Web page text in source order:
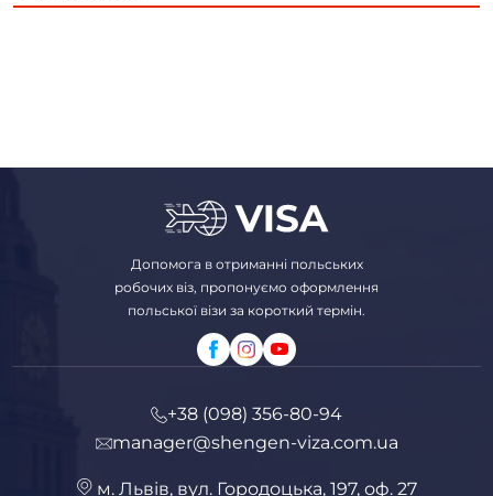
Допомога в отриманні польських
робочих віз, пропонуємо оформлення
польської візи за короткий термін.
+38 (098) 356-80-94
manager@shengen-viza.com.ua
м. Львів, вул. Городоцька, 197, оф. 27